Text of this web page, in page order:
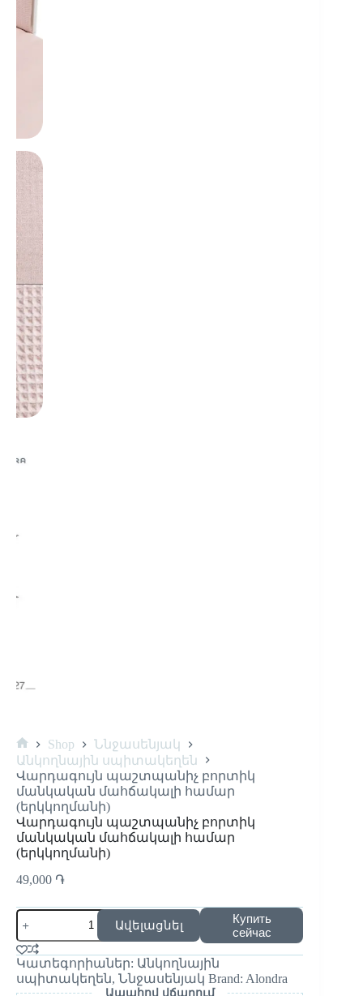
Shop
Ննջասենյակ
Անկողնային սպիտակեղեն
Վարդագույն պաշտպանիչ բորտիկ
մանկական մահճակալի համար
(երկկողմանի)
Վարդագույն պաշտպանիչ բորտիկ
մանկական մահճակալի համար
(երկկողմանի)
49,000 ֏
Ավելացնել
Купить
сейчас
Կատեգորիաներ: Անկողնային
սպիտակեղեն, Ննջասենյակ Brand: Alondra
Ապահով վճարում